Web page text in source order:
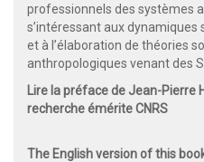
professionnels des systèmes
s’intéressant aux
et à l’élaboration de théories
anthropologiques venant des
Lire la préface de Jean-Pierre
recherche émérite CNRS
The English version of this